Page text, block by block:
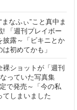
なふぃ”こと真中ま
! 「週刊プレイボー
披露～「ビキニとか
初めてかも」
ショットが「週刊
っていた写真集
で発売～「今の私
てしまいました